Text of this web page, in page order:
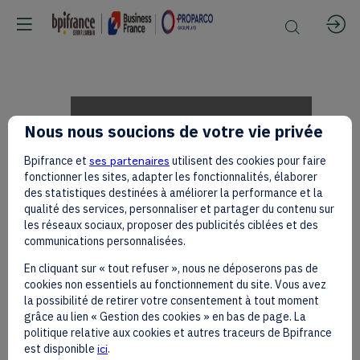
Faiz
TAIB
on
the
Nous nous soucions de votre vie privée
Bpifrance et ses partenaires utilisent des cookies pour faire
fonctionner les sites, adapter les fonctionnalités, élaborer
des statistiques destinées à améliorer la performance et la
qualité des services, personnaliser et partager du contenu sur
les réseaux sociaux, proposer des publicités ciblées et des
communications personnalisées.
En cliquant sur « tout refuser », nous ne déposerons pas de
cookies non essentiels au fonctionnement du site. Vous avez
la possibilité de retirer votre consentement à tout moment
grâce au lien « Gestion des cookies » en bas de page. La
politique relative aux cookies et autres traceurs de Bpifrance
est disponible ici.